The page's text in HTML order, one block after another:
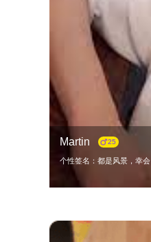
Martin 25
个性签名：都是风景，幸会